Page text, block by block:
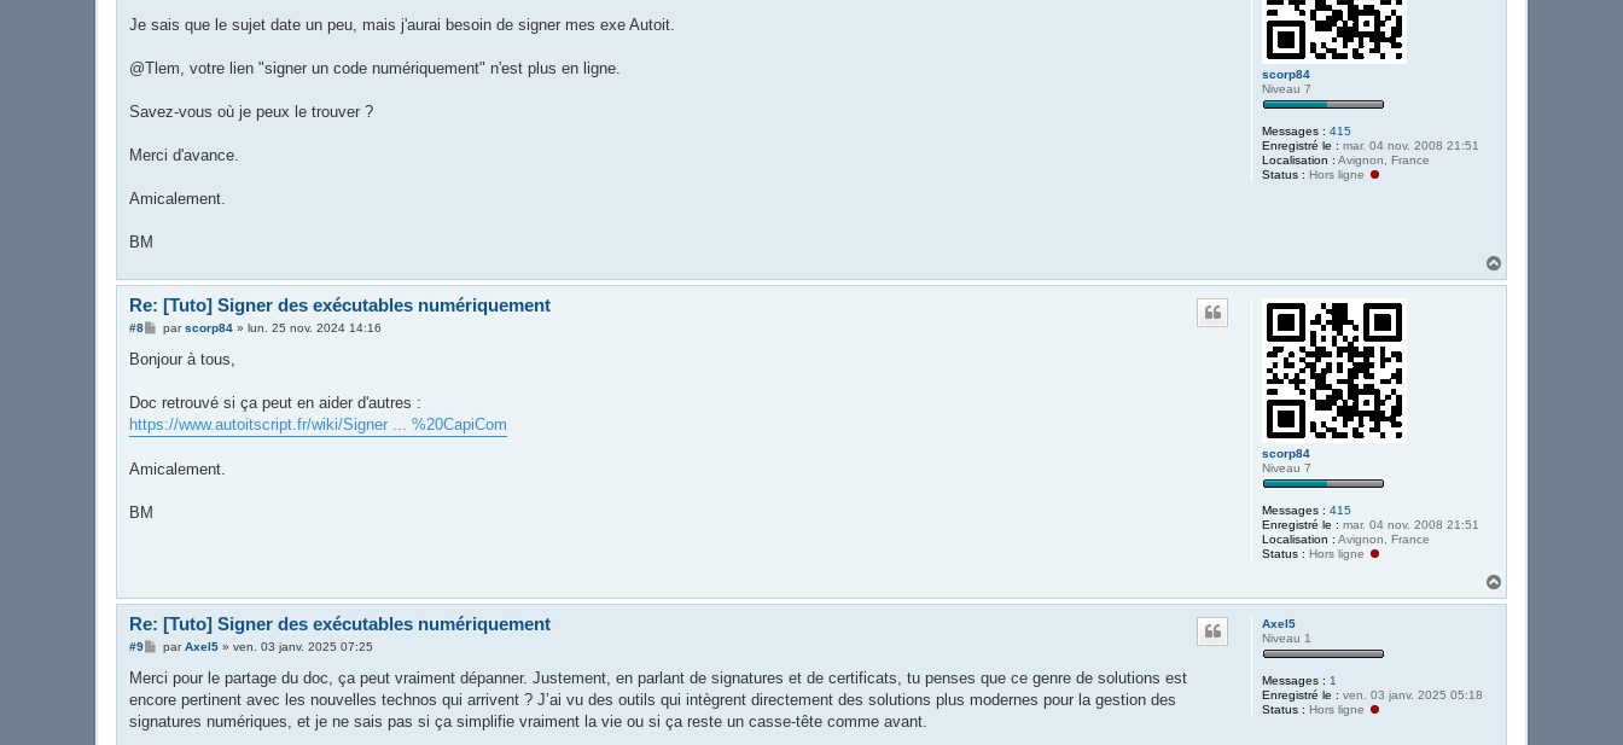
scorp84
Niveau 7
Messages : 415
Enregistré le : mar. 04 nov. 2008 21:51
Localisation : Avignon, France
Status : Hors ligne
g
Je sais que le sujet date un peu, mais j'aurai besoin de signer mes exe Autoit.
@Tlem, votre lien "signer un code numériquement" n'est plus en ligne.
Savez-vous où je peux le trouver ?
Merci d'avance.
Amicalement.
BM
a
scorp84
Niveau 7
Messages : 415
Enregistré le : mar. 04 nov. 2008 21:51
Localisation : Avignon, France
Status : Hors ligne
Re: [Tuto] Signer des exécutables numériquement
#8
M
s
s
g
parscorp84» lun. 25 nov. 2024 14:16
Bonjour à tous,
Doc retrouvé si ça peut en aider d'autres :
https://www.autoitscript.fr/wiki/Signer ... %20CapiCom
Amicalement.
BM
a
Axel5
Niveau 1
Messages : 1
Enregistré le : ven. 03 janv. 2025 05:18
Status : Hors ligne
Re: [Tuto] Signer des exécutables numériquement
#9
M
s
a
g
parAxel5» ven. 03 janv. 2025 07:25
Merci pour le partage du doc, ça peut vraiment dépanner. Justement, en parlant de signatures et de certificats, tu penses que ce genre de solutions est
encore pertinent avec les nouvelles technos qui arrivent ? J’ai vu des outils qui intègrent directement des solutions plus modernes pour la gestion des
signatures numériques, et je ne sais pas si ça simplifie vraiment la vie ou si ça reste un casse-tête comme avant.